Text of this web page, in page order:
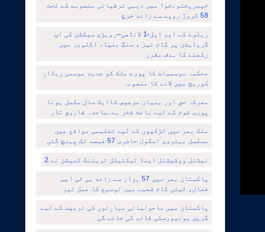
خیبرپختونخوا میں دیہی ترقیاتی منصوبے کے تحت
58 کروڑ روپے سے زائد خرچ
ریلوے کے ایم ایل-1 لانڈھی–روہڑی سیکشن کی اپ
گریڈیشن پر کام تیز ، سنگِ بنیاد اکتوبر میں
رکھنے کا ہدف مقرر
محکمہ موسمیات کا پورے ملک کو جدید موسمی ریڈار
کوریج میں لانے کا منصوبہ
معرکہ حق اور بنیان مرصوص کاایک سال مکمل ہونا
پوری قوم کے لیے باعث فخر ہے۔ساجدہ فاروق تار
ملک بھر میں لڑکیوں کے لیے تعلیمی مواقع میں
مسلسل بہتری، اسکول حاضری 57 فیصد تک پہنچ گئی
نیشنل ووکیشنل اینڈ ٹیکنیکل ٹریننگ کمیشن نے 2
پاکستان بھر میں 57 ہزار سے زائد بی ٹی ایس
فعال، ٹیلی کام شعبے میں توسیع کا عمل تیز
پاکستان میں ماحولیاتی مہارتوں کی تربیت کے لیے
گرین یونیورسٹی قائم کی جائے گی